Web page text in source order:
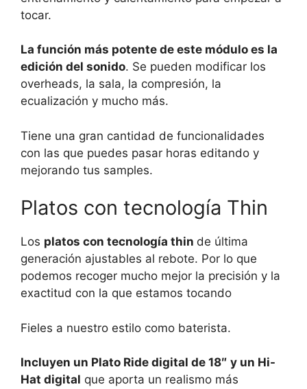
tocar.
La función más potente de este módulo es la
edición del sonido. Se pueden modificar los
overheads, la sala, la compresión, la
ecualización y mucho más.
Tiene una gran cantidad de funcionalidades
con las que puedes pasar horas editando y
mejorando tus samples.
Platos con tecnología Thin
Los platos con tecnología thin de última
generación ajustables al rebote. Por lo que
podemos recoger mucho mejor la precisión y la
exactitud con la que estamos tocando
Fieles a nuestro estilo como baterista.
Incluyen un Plato Ride digital de 18″ y un Hi-
Hat digital que aporta un realismo más